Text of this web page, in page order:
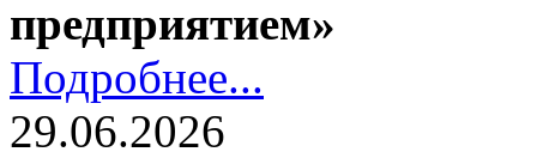
предприятием»
Подробнее...
29.06.2026